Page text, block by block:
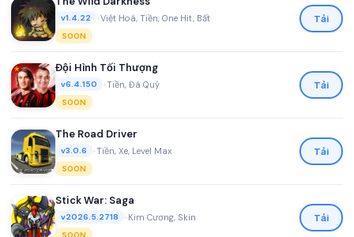
v1.4.22 Việt Hoá, Tiền, One Hit, Bất
SOON
Tải
Đội Hình Tối Thượng
v6.4.150 Tiền, Đá Quý
SOON
Tải
The Road Driver
v3.0.6 Tiền, Xe, Level Max
SOON
Tải
Stick War: Saga
v2026.5.2718 Kim Cương, Skin Tải